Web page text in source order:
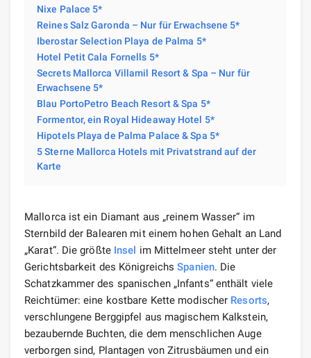
Nixe Palace 5*
Reines Salz Garonda – Nur für Erwachsene 5*
Iberostar Selection Playa de Palma 5*
Hotel Petit Cala Fornells 5*
Secrets Mallorca Villamil Resort & Spa – Nur für
Erwachsene 5*
Blau PortoPetro Beach Resort & Spa 5*
Formentor, ein Royal Hideaway Hotel 5*
Hipotels Playa de Palma Palace & Spa 5*
5 Sterne Mallorca Hotels mit Privatstrand auf der
Karte
Mallorca ist ein Diamant aus „reinem Wasser“ im
Sternbild der Balearen mit einem hohen Gehalt an Land
„Karat“. Die größte Insel im Mittelmeer steht unter der
Gerichtsbarkeit des KönigreichsSpanien. Die
Schatzkammer des spanischen „Infants“ enthält viele
Reichtümer: eine kostbare Kette modischer Resorts,
verschlungene Berggipfel aus magischem Kalkstein,
bezaubernde Buchten, die dem menschlichen Auge
verborgen sind, Plantagen von Zitrusbäumen und ein